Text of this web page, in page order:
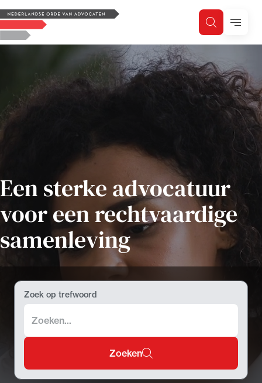
Logo, to the homepage
ZoekenMenu
De Nederlandse orde
Een sterke advocatuur
voor een rechtvaardige
samenleving
Zoek op trefwoord
Zoeken
Zoeken
Zoek op trefwoord
Zoekgebied
Uitgelicht